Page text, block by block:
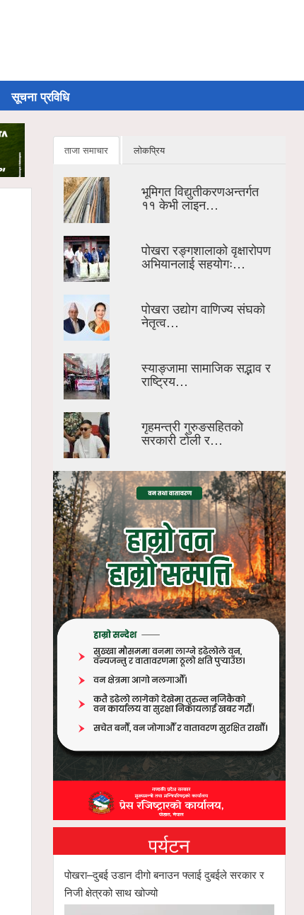
सूचना प्रविधि
ताजा समाचार लोकप्रिय
भूमिगत विद्युतीकरणअन्तर्गत
११ केभी लाइन…
पोखरा रङ्गशालाको वृक्षारोपण
अभियानलाई सहयोगः…
पोखरा उद्योग वाणिज्य संघको
नेतृत्व…
स्याङ्जामा सामाजिक सद्भाव र
राष्ट्रिय…
गृहमन्त्री गुरुङसहितको
सरकारी टोली र…
पर्यटन
पोखरा–दुबई उडान दीगो बनाउन फ्लाई दुबईले सरकार र
निजी क्षेत्रको साथ खोज्यो